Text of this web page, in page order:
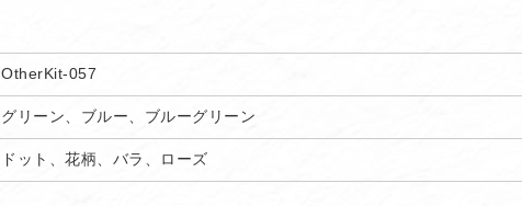
OtherKit-057
グリーン、ブルー、ブルーグリーン
ドット、花柄、バラ、ローズ